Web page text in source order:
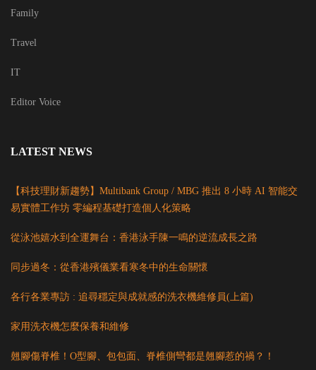
Family
Travel
IT
Editor Voice
LATEST NEWS
【科技理財新趨勢】Multibank Group / MBG 推出 8 小時 AI 智能交
易實體工作坊 零編程基礎打造個人化策略
從泳池嬉水到全運舞台：香港泳手陳一鳴的逆流成長之路
同步過冬：從香港殯儀業看寒冬中的生命關懷
各行各業專訪 : 追尋穩定與成就感的洗衣機維修員(上篇)
家用洗衣機怎麼保養和維修
翹腳傷脊椎！O型腳、包包面、脊椎側彎都是翹腳惹的禍？！